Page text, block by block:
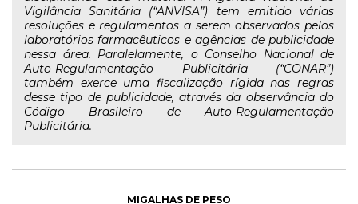
Vigilância Sanitária (“ANVISA”) tem emitido várias
resoluções e regulamentos a serem observados pelos
laboratórios farmacêuticos e agências de publicidade
nessa área. Paralelamente, o Conselho Nacional de
Auto-Regulamentação Publicitária (“CONAR”)
também exerce uma fiscalização rígida nas regras
desse tipo de publicidade, através da observância do
Código Brasileiro de Auto-Regulamentação
Publicitária.
MIGALHAS DE PESO